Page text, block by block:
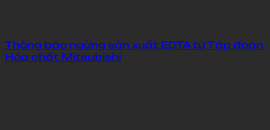
Thông báo ngừng sản xuất EDTA từ Tập đoàn
Hóa chất Mitsubishi